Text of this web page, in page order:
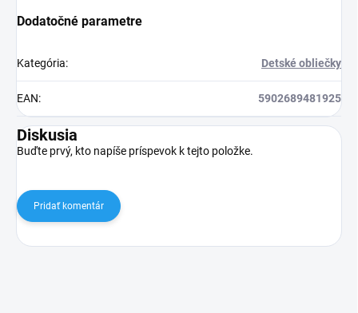
Dodatočné parametre
Kategória: Detské obliečky
EAN: 5902689481925
Diskusia
Buďte prvý, kto napíše príspevok k tejto položke.
Pridať komentár